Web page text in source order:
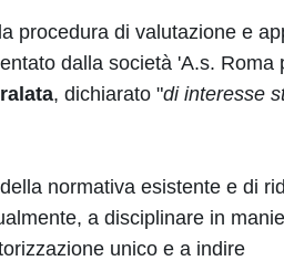
procedura di valutazione e
dalla società 'A.s. Roma
, dichiarato "di interesse
normativa esistente e di
a disciplinare in
unico e a indire